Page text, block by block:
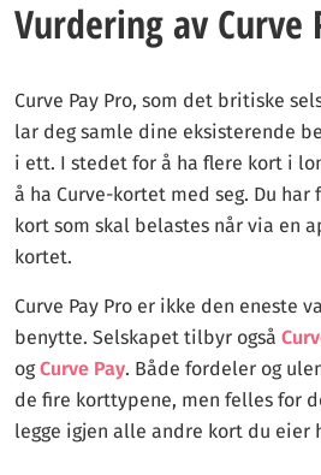
Vurdering av Curve
Curve Pay Pro, som det britiske
lar deg samle dine eksisterende
i ett. I stedet for å ha flere kort i
å ha Curve-kortet med seg. Du
kort som skal belastes når via en
kortet.
Curve Pay Pro er ikke den eneste
benytte. Selskapet tilbyr også
ogCurve Pay. Både fordeler og
de fire korttypene, men felles for
legge igjen alle andre kort du eier